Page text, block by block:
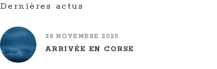
Dernières actus
28 NOVEMBRE 2025
ARRIVÉE EN CORSE